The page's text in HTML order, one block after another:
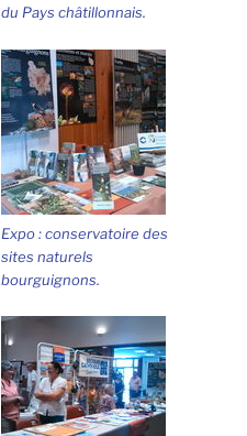
du Pays châtillonnais.
Expo : conservatoire des
sites naturels
bourguignons.